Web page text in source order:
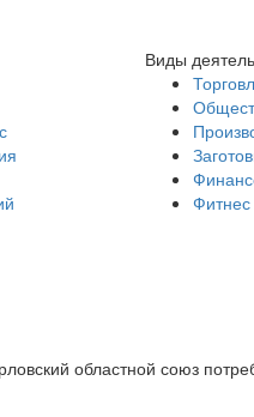
Виды
областной союз